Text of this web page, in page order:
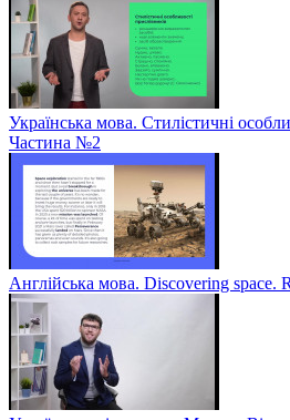
Українська мова. Стилістичні
Частина №2
Англійська мова. Discovering space.